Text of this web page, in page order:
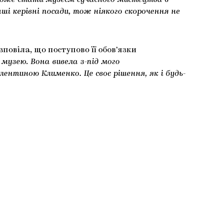
керівні посади, тож ніякого скорочення не
що поступово її обов’язки
Вона вивела з-під мого
Клименко. Це своє рішення, як і будь-